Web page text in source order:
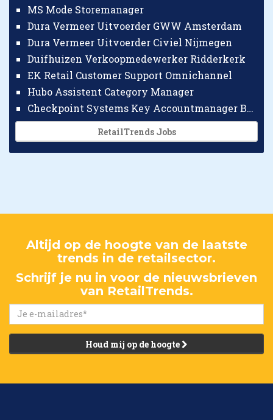
MS Mode Storemanager
Dura Vermeer Uitvoerder GWW Amsterdam
Dura Vermeer Uitvoerder Civiel Nijmegen
Duifhuizen Verkoopmedewerker Ridderkerk
EK Retail Customer Support Omnichannel
Hubo Assistent Category Manager
Checkpoint Systems Key Accountmanager Benelux
RetailTrends Jobs
Altijd op de hoogte van de laatste
trends in de retailsector.
Schrijf je nu in voor de nieuwsbrieven
van RetailTrends.
Houd mij op de hoogte